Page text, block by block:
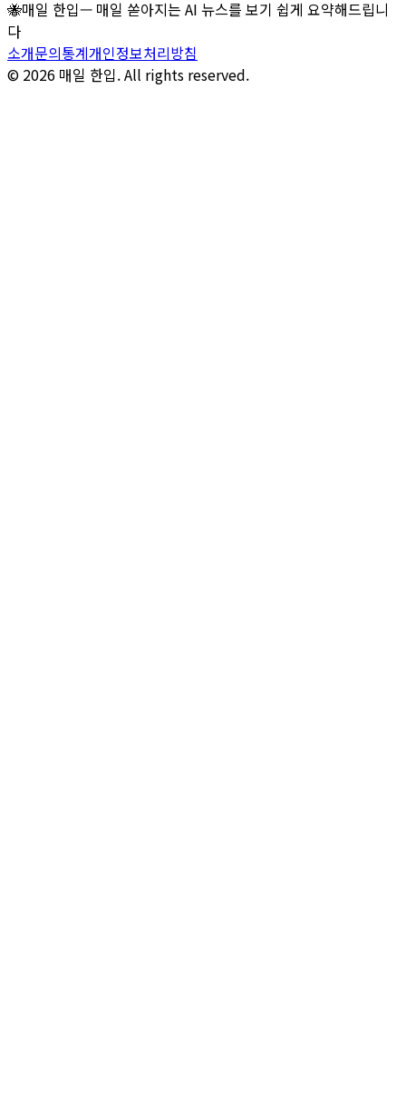
🐝매일 한입— 매일 쏟아지는 AI 뉴스를 보기 쉽게 요약해드립니
다
소개문의통계개인정보처리방침
© 2026 매일 한입. All rights reserved.